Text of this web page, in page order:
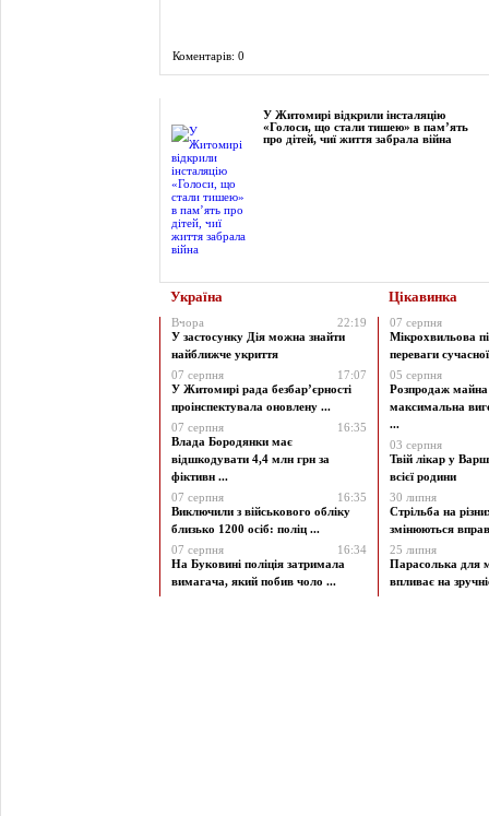
Коментарів: 0
У Житомирі відкрили інсталяцію
«Голоси, що стали тишею» в пам’ять
про дітей, чиї життя забрала війна
Україна Цікавинка
Вчора
22:19
У застосунку Дія можна знайти
найближче укриття
07 серпня
17:07
У Житомирі рада безбар’єрності
проінспектувала оновлену ...
07 серпня
16:35
Влада Бородянки має
відшкодувати 4,4 млн грн за
фіктивн ...
07 серпня
16:35
Виключили з військового обліку
близько 1200 осіб: поліц ...
07 серпня
16:34
На Буковині поліція затримала
вимагача, який побив чоло ...
07 серпня
Мікрохвильова
переваги
05 серпня
Розпродаж майна
максимальна
...
03 серпня
Твій лікар у
всієї родини
30 липня
Стрільба на
змінюються
25 липня
Парасолька для
впливає на